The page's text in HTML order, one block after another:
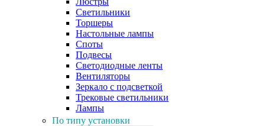
Светильники
Торшеры
Настольные лампы
Споты
Подвесы
Светодиодные ленты
Вентиляторы
Зеркало с подсветкой
Трековые светильники
Лампы
По типу установки